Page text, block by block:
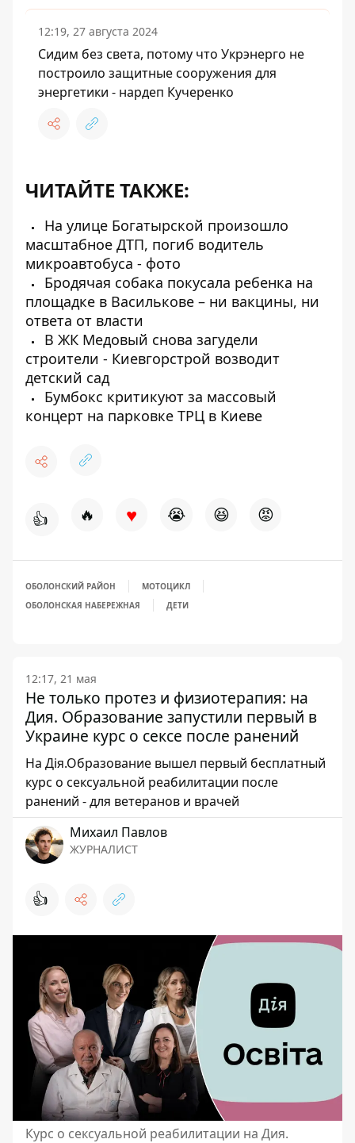
12:19, 27 августа 2024
Сидим без света, потому что Укрэнерго не
построило защитные сооружения для
энергетики - нардеп Кучеренко
ЧИТАЙТЕ ТАКЖЕ:
На улице Богатырской произошло
масштабное ДТП, погиб водитель
микроавтобуса - фото
Бродячая собака покусала ребенка на
площадке в Василькове – ни вакцины, ни
ответа от власти
В ЖК Медовый снова загудели
строители - Киевгорстрой возводит
детский сад
Бумбокс критикуют за массовый
концерт на парковке ТРЦ в Киеве
👍 🔥 ♥ 😭 😆 😡
ОБОЛОНСКИЙ РАЙОН
МОТОЦИКЛ
ОБОЛОНСКАЯ НАБЕРЕЖНАЯ
ДЕТИ
12:17, 21 мая
Не только протез и физиотерапия: на
Дия. Образование запустили первый в
Украине курс о сексе после ранений
На Дія.Образование вышел первый бесплатный
курс о сексуальной реабилитации после
ранений - для ветеранов и врачей
Михаил Павлов
ЖУРНАЛИСТ
👍
Курс о сексуальной реабилитации на Дия.